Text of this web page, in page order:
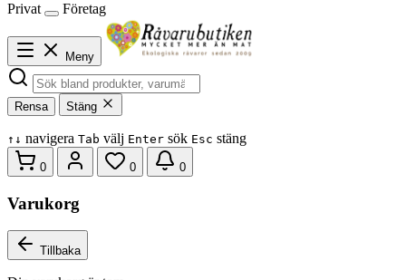
Privat
Företag
Meny
Rensa Stäng
↑ ↓ navigera Tab välj Enter sök Esc stäng
0 0 0
Varukorg
Tillbaka